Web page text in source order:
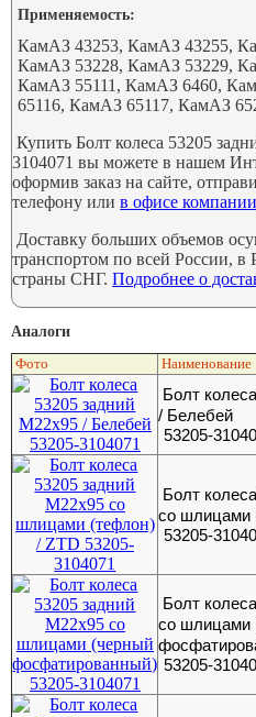
Применяемость:
КамАЗ 43253, КамАЗ 43255,
КамАЗ 53228, КамАЗ 53229,
КамАЗ 55111, КамАЗ 6460,
65116, КамАЗ 65117, КамАЗ
Купить Болт колеса 53205
3104071 вы можете в нашем
оформив заказ на сайте,
телефону илив офисе
Доставку больших объемов
транспортом по всей России,
страны СНГ.Подробнее о
Аналоги
Фото Наименование
Болт
/ Белебей
53205-
Болт
со шлицами
53205-
Болт
со шлицами
53205-